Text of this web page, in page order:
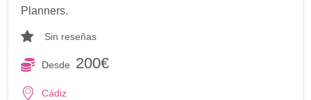
Planners.
Sin reseñas
Desde 200€
Cádiz